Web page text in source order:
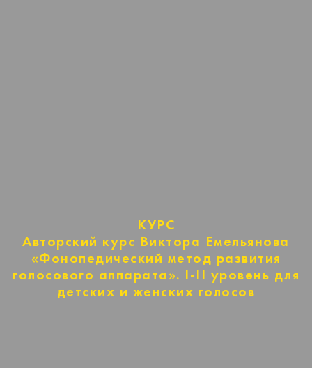
КУРС
Авторский курс Виктора Емельянова
«Фонопедический метод развития
голосового аппарата». I-II уровень для
детских и женских голосов